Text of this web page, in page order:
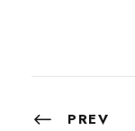
PREV